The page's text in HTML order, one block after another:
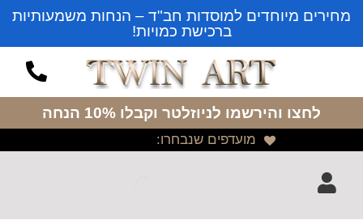
מחירים מיוחדים למוסדות חב"ד – הנחות משמעותיות
ברכישת כמויות!
לחצו והירשמו לניוזלטר וקבלו 10% הנחה
מועדפים שנבחרו: